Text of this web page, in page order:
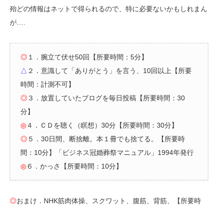
殆どの情報はネットで得られるので、特に必要ないかもしれまん
が….
◎ １．腕立て伏せ50回【所要時間：5分】
△ ２．意識して「ありがとう」を言う、10回以上【所要
時間：計測不可】
◎３．放置していたブログを毎日投稿【所要時間：30
分】
◎４．ＣＤを聴く（瞑想）30分【所要時間：30分】
◎５．30日間、断捨離。本１冊でも捨てる。【所要時
間：10分】「ビジネス冠婚葬祭マニュアル」1994年発行
◎６．かっさ【所要時間：10分】
◎おまけ．NHK筋肉体操、スクワット、腹筋、背筋、【所要時